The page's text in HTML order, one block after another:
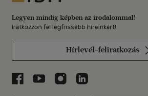
Legyen mindig képben az irodalommal!
Iratkozzon fel legfrissebb híreinkért!
Hírlevél-feliratkozás
Libri a Facebookon
Libri a Youtube-on
Libri az Instagramon
Libri a LinkedInen